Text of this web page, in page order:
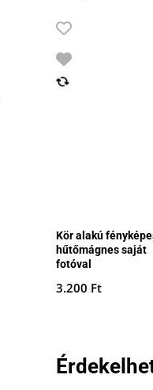
Kör alakú
hűtőmágnes saját
fotóval
3.200 Ft